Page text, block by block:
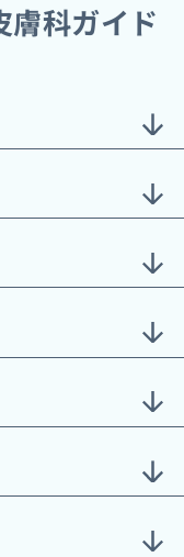
膚科ガイド